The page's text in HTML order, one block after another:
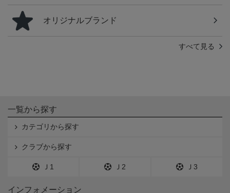
オリジナルブランド
すべて見る
一覧から探す
カテゴリから探す
クラブから探す
Ｊ1 Ｊ2 Ｊ3
インフォメーション